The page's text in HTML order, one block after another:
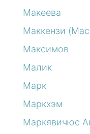
Макеева
Маккензи
Максимов
Малик
Марк
Маркхэм
Маркявичюс